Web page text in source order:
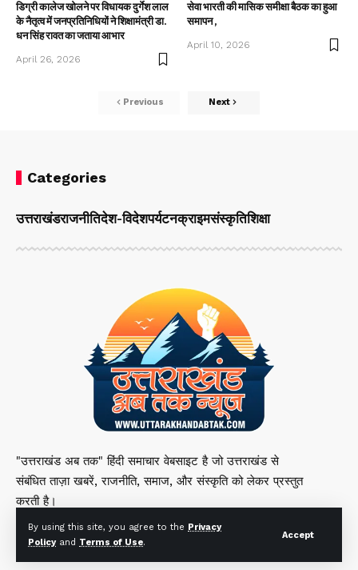
By using this site, you agree to the Privacy
Policyand Terms of Use.
Accept
डिग्री कालेज खोलने पर विधायक दुर्गेश लाल
के नैतृत्व में जनप्रतिनिधियों ने शिक्षामंत्री डा.
धन सिंह रावत का जताया आभार
April 26, 2026
सेवा भारती की मासिक समीक्षा बैठक का हुआ
समापन ,
April 10, 2026
Previous Next
Categories
उत्तराखंडराजनीतिदेश-विदेशपर्यटनक्राइमसंस्कृतिशिक्षा
"उत्तराखंड अब तक" हिंदी समाचार वेबसाइट है जो उत्तराखंड से
संबंधित ताज़ा खबरें, राजनीति, समाज, और संस्कृति को लेकर प्रस्तुत
करती है।